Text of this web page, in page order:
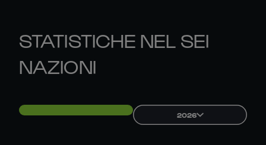
STATISTICHE NEL SEI
NAZIONI
2026